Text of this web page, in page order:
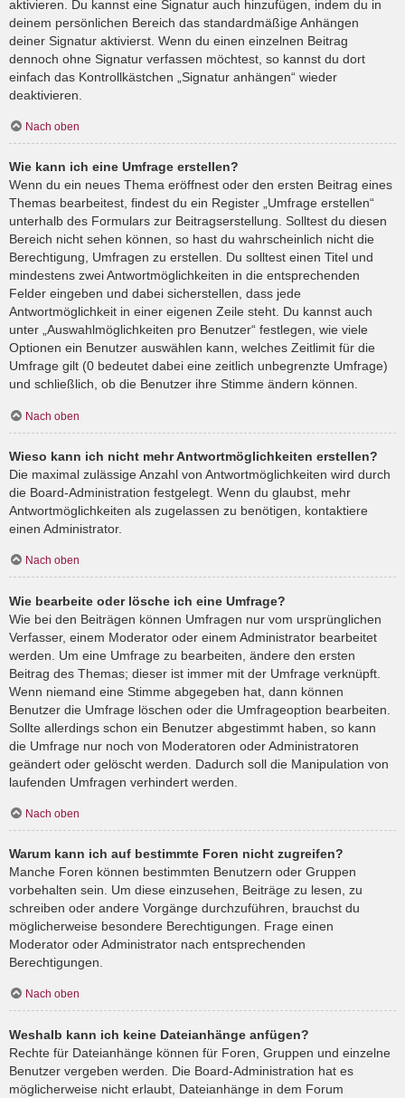
aktivieren. Du kannst eine Signatur auch hinzufügen, indem du in
deinem persönlichen Bereich das standardmäßige Anhängen
deiner Signatur aktivierst. Wenn du einen einzelnen Beitrag
dennoch ohne Signatur verfassen möchtest, so kannst du dort
einfach das Kontrollkästchen „Signatur anhängen“ wieder
deaktivieren.
Nach oben
Wie kann ich eine Umfrage erstellen?
Wenn du ein neues Thema eröffnest oder den ersten Beitrag eines
Themas bearbeitest, findest du ein Register „Umfrage erstellen“
unterhalb des Formulars zur Beitragserstellung. Solltest du diesen
Bereich nicht sehen können, so hast du wahrscheinlich nicht die
Berechtigung, Umfragen zu erstellen. Du solltest einen Titel und
mindestens zwei Antwortmöglichkeiten in die entsprechenden
Felder eingeben und dabei sicherstellen, dass jede
Antwortmöglichkeit in einer eigenen Zeile steht. Du kannst auch
unter „Auswahlmöglichkeiten pro Benutzer“ festlegen, wie viele
Optionen ein Benutzer auswählen kann, welches Zeitlimit für die
Umfrage gilt (0 bedeutet dabei eine zeitlich unbegrenzte Umfrage)
und schließlich, ob die Benutzer ihre Stimme ändern können.
Nach oben
Wieso kann ich nicht mehr Antwortmöglichkeiten erstellen?
Die maximal zulässige Anzahl von Antwortmöglichkeiten wird durch
die Board-Administration festgelegt. Wenn du glaubst, mehr
Antwortmöglichkeiten als zugelassen zu benötigen, kontaktiere
einen Administrator.
Nach oben
Wie bearbeite oder lösche ich eine Umfrage?
Wie bei den Beiträgen können Umfragen nur vom ursprünglichen
Verfasser, einem Moderator oder einem Administrator bearbeitet
werden. Um eine Umfrage zu bearbeiten, ändere den ersten
Beitrag des Themas; dieser ist immer mit der Umfrage verknüpft.
Wenn niemand eine Stimme abgegeben hat, dann können
Benutzer die Umfrage löschen oder die Umfrageoption bearbeiten.
Sollte allerdings schon ein Benutzer abgestimmt haben, so kann
die Umfrage nur noch von Moderatoren oder Administratoren
geändert oder gelöscht werden. Dadurch soll die Manipulation von
laufenden Umfragen verhindert werden.
Nach oben
Warum kann ich auf bestimmte Foren nicht zugreifen?
Manche Foren können bestimmten Benutzern oder Gruppen
vorbehalten sein. Um diese einzusehen, Beiträge zu lesen, zu
schreiben oder andere Vorgänge durchzuführen, brauchst du
möglicherweise besondere Berechtigungen. Frage einen
Moderator oder Administrator nach entsprechenden
Berechtigungen.
Nach oben
Weshalb kann ich keine Dateianhänge anfügen?
Rechte für Dateianhänge können für Foren, Gruppen und einzelne
Benutzer vergeben werden. Die Board-Administration hat es
möglicherweise nicht erlaubt, Dateianhänge in dem Forum